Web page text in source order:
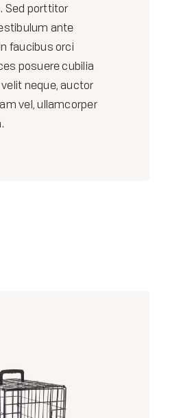
Sed porttitor
ante
faucibus orci
posuere cubilia
neque, auctor
vel, ullamcorper